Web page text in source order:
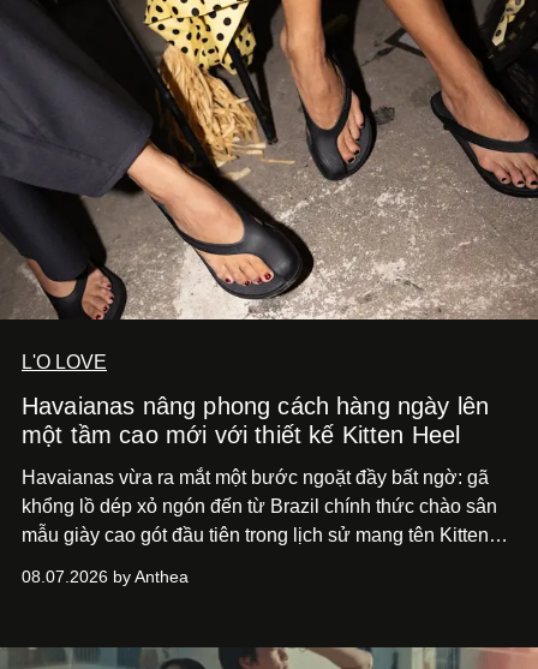
L'O LOVE
Havaianas nâng phong cách hàng ngày lên
một tầm cao mới với thiết kế Kitten Heel
Havaianas vừa ra mắt một bước ngoặt đầy bất ngờ: gã
khổng lồ dép xỏ ngón đến từ Brazil chính thức chào sân
mẫu giày cao gót đầu tiên trong lịch sử mang tên Kitten
08.07.2026 by Anthea